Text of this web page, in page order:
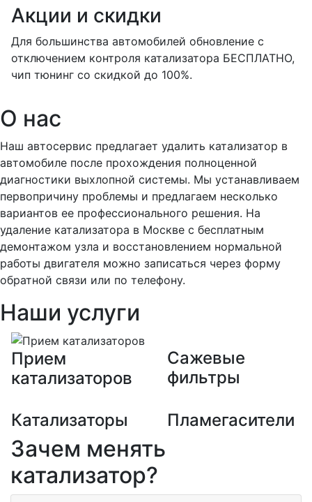
Акции и скидки
Для большинства автомобилей обновление с
отключением контроля катализатора БЕСПЛАТНО,
чип тюнинг со скидкой до 100%.
О нас
Наш автосервис предлагает удалить катализатор в
автомобиле после прохождения полноценной
диагностики выхлопной системы. Мы устанавливаем
первопричину проблемы и предлагаем несколько
вариантов ее профессионального решения. На
удаление катализатора в Москве с бесплатным
демонтажом узла и восстановлением нормальной
работы двигателя можно записаться через форму
обратной связи или по телефону.
Наши услуги
Прием
катализаторов
Сажевые
фильтры
Катализаторы Пламегасители
Зачем менять
катализатор?